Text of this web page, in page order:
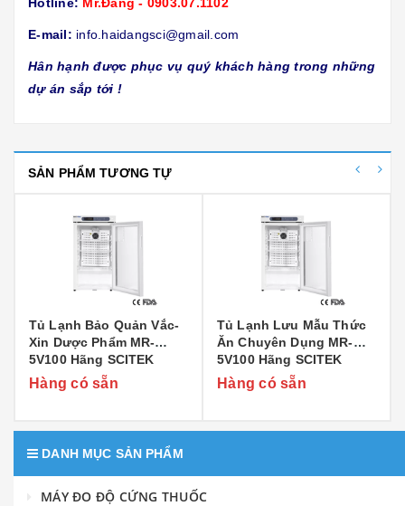
E-mail: info.haidangsci@gmail.com
Hân hạnh được phục vụ quý khách hàng trong những
dự án sắp tới !
SẢN PHẨM TƯƠNG TỰ
Tủ Lạnh Bảo Quản Vắc-
Xin Dược Phẩm MR-
5V100 Hãng SCITEK
Hàng có sẵn
Tủ Lạnh Lưu Mẫu Thức
Ăn Chuyên Dụng MR-
5V100 Hãng SCITEK
Hàng có sẵn
DANH MỤC SẢN PHẨM
MÁY ĐO ĐỘ CỨNG THUỐC